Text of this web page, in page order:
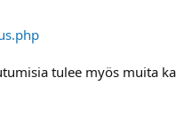
tulee myös muita